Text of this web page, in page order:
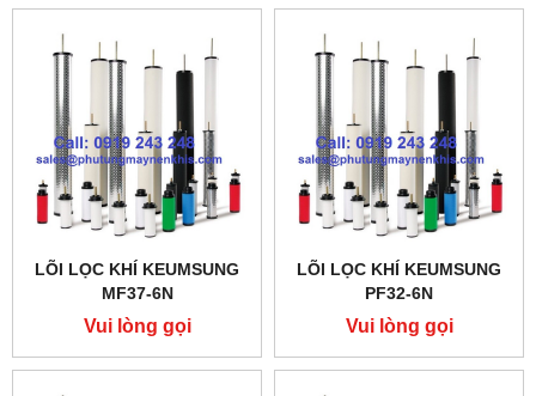
LÕI LỌC KHÍ KEUMSUNG
MF37-6N
Vui lòng gọi
LÕI LỌC KHÍ KEUMSUNG
PF32-6N
Vui lòng gọi